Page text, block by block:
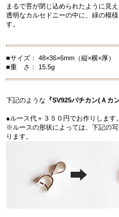
まるで苔が閉じ込められたように見え
透明なカルセドニーの中に、緑の模
す。
■サイズ： 48×36×6mm（縦×横×厚）
■重 さ： 15.5g
下記のような 『SV925バチカン(Ａカ
●ルース代＋３５０円でお作りします。
※ルースの形状によっては、下記の
ります。